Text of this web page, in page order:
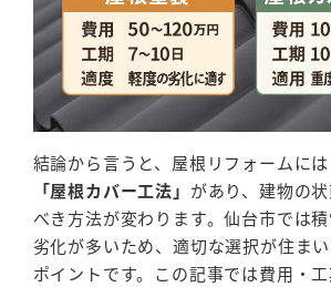
結論から言うと、屋根リフォームには
「屋根カバー工法」 があり、建物の
べき方法が変わります。仙台市では
劣化が多いため、適切な選択が住ま
ポイントです。この記事では費用・